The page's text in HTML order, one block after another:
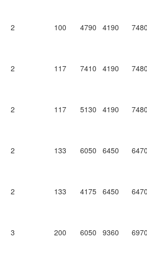
2 100 4790 4190
2 117 7410 4190
2 117 5130 4190
2 133 6050 6450
2 133 4175 6450
3 200 6050 9360